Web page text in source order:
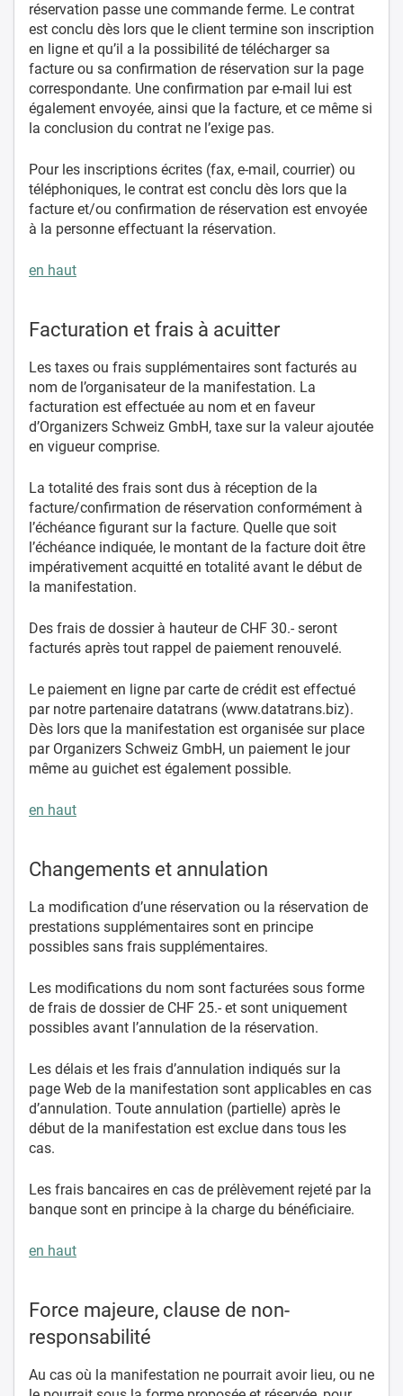
réservation passe une commande ferme. Le contrat
est conclu dès lors que le client termine son inscription
en ligne et qu’il a la possibilité de télécharger sa
facture ou sa confirmation de réservation sur la page
correspondante. Une confirmation par e-mail lui est
également envoyée, ainsi que la facture, et ce même si
la conclusion du contrat ne l’exige pas.
Pour les inscriptions écrites (fax, e-mail, courrier) ou
téléphoniques, le contrat est conclu dès lors que la
facture et/ou confirmation de réservation est envoyée
à la personne effectuant la réservation.
en haut
Facturation et frais à acuitter
Les taxes ou frais supplémentaires sont facturés au
nom de l’organisateur de la manifestation. La
facturation est effectuée au nom et en faveur
d’Organizers Schweiz GmbH, taxe sur la valeur ajoutée
en vigueur comprise.
La totalité des frais sont dus à réception de la
facture/confirmation de réservation conformément à
l’échéance figurant sur la facture. Quelle que soit
l’échéance indiquée, le montant de la facture doit être
impérativement acquitté en totalité avant le début de
la manifestation.
Des frais de dossier à hauteur de CHF 30.- seront
facturés après tout rappel de paiement renouvelé.
Le paiement en ligne par carte de crédit est effectué
par notre partenaire datatrans (www.datatrans.biz).
Dès lors que la manifestation est organisée sur place
par Organizers Schweiz GmbH, un paiement le jour
même au guichet est également possible.
en haut
Changements et annulation
La modification d’une réservation ou la réservation de
prestations supplémentaires sont en principe
possibles sans frais supplémentaires.
Les modifications du nom sont facturées sous forme
de frais de dossier de CHF 25.- et sont uniquement
possibles avant l’annulation de la réservation.
Les délais et les frais d’annulation indiqués sur la
page Web de la manifestation sont applicables en cas
d’annulation. Toute annulation (partielle) après le
début de la manifestation est exclue dans tous les
cas.
Les frais bancaires en cas de prélèvement rejeté par la
banque sont en principe à la charge du bénéficiaire.
en haut
Force majeure, clause de non-
responsabilité
Au cas où la manifestation ne pourrait avoir lieu, ou ne